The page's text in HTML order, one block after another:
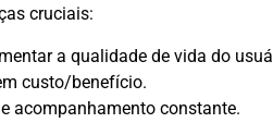
cruciais:
a qualidade de vida do
custo/benefício.
acompanhamento constante.